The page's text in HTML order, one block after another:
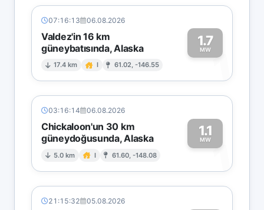
07:16:13 06.08.2026
Valdez'in 16 km
güneybatısında, Alaska
17.4 km I 61.02, -146.55
1.7
MW1
03:16:14 06.08.2026
Chickaloon'un 30 km
güneydoğusunda, Alaska
5.0 km I 61.60, -148.08
1.1
MW1
21:15:32 05.08.2026